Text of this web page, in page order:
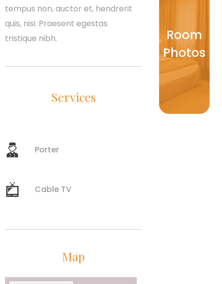
tempus non, auctor et, hendrerit
quis, nisi. Praesent egestas
tristique nibh.
Services
Porter
Cable TV
Map
Room
Photos